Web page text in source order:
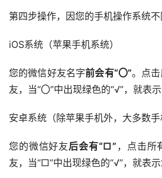
第四步操作，因您的手机操作系统不
iOS系统（苹果手机系统）
您的微信好友名字前会有“〇”。点
友，当“〇”中出现绿色的“√”，就表
安卓系统（除苹果手机外，大多数手
您的微信好友后会有“□” ，点击所
友，当“□”中出现绿色的“√”，就表